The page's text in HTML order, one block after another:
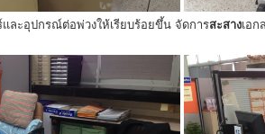
และอุปกรณ์ต่อพ่วงให้เรียบร้อยขึ้น จัดการสะสางเอก